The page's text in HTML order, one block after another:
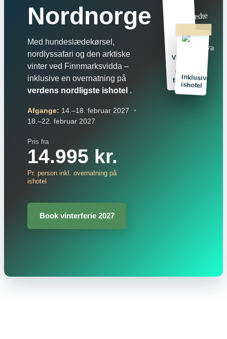
Nordnorge
Med hundeslædekørsel,
nordlyssafari og den arktiske
vinter ved Finnmarksvidda –
inklusive en overnatning på
verdens nordligste ishotel .
Afgange: 14.–18. februar 2027
•
18.–22. februar 2027
Pris fra
14.995 kr.
Pr. person inkl. overnatning på
ishotel
Book vinterferie 2027
Vinterferie
hele
familien
Inklusive
ishotel